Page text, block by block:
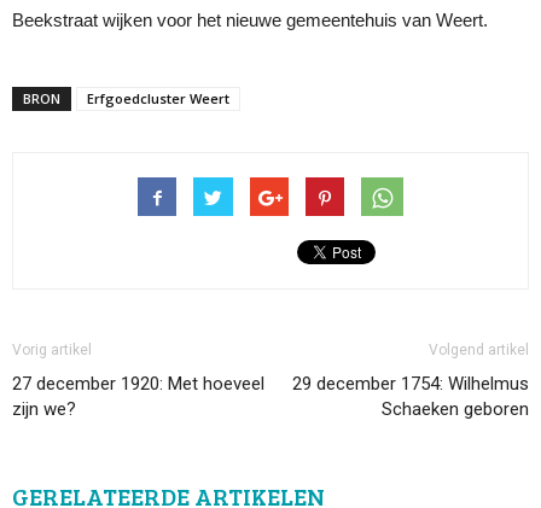
Beekstraat wijken voor het nieuwe gemeentehuis van Weert.
BRON Erfgoedcluster Weert
Vorig artikel
27 december 1920: Met hoeveel
zijn we?
Volgend artikel
29 december 1754: Wilhelmus
Schaeken geboren
GERELATEERDE ARTIKELEN